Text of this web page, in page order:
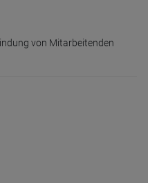
von Mitarbeitenden